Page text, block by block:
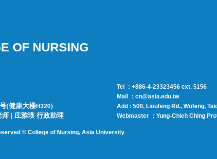
OF NURSING
(健康大楼H320)
| 庄雅瑛 行政助理
Tel ：+886-4-23323456 ext. 5156
Mail ：cn@asia.edu.tw
Add : 500, Lioufeng Rd., Wufeng,
Webmaster ： Yung-Chieh Ching
© College of Nursing, Asia University